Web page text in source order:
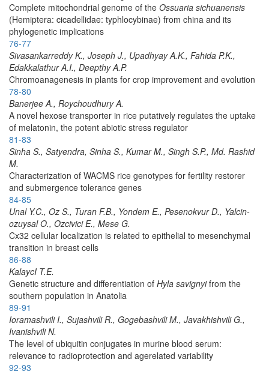
Complete mitochondrial genome of the Ossuaria sichuanensis
(Hemiptera: cicadellidae: typhlocybinae) from china and its
phylogenetic implications
76-77
Sivasankarreddy K., Joseph J., Upadhyay A.K., Fahida P.K.,
Edakkalathur A.I., Deepthy A.P.
Chromoanagenesis in plants for crop improvement and evolution
78-80
Banerjee A., Roychoudhury A.
A novel hexose transporter in rice putatively regulates the uptake
of melatonin, the potent abiotic stress regulator
81-83
Sinha S., Satyendra, Sinha S., Kumar M., Singh S.P., Md. Rashid
M.
Characterization of WA­CMS rice genotypes for fertility restorer
and submergence tolerance genes
84-85
Unal Y.C., Oz S., Turan F.B., Yondem E., Pesen­okvur D., Yalcin­
ozuysal O., Ozcivici E., Mese G.
Cx32 cellular localization is related to epithelial to mesenchymal
transition in breast cells
86-88
KalaycI T.E.
Genetic structure and differentiation of Hyla savignyifrom the
southern population in Anatolia
89-91
Ioramashvili I., Sujashvili R., Gogebashvili M., Javakhishvili G.,
Ivanishvili N.
The level of ubiquitin conjugates in murine blood serum:
relevance to radioprotection and age­related variability
92-93